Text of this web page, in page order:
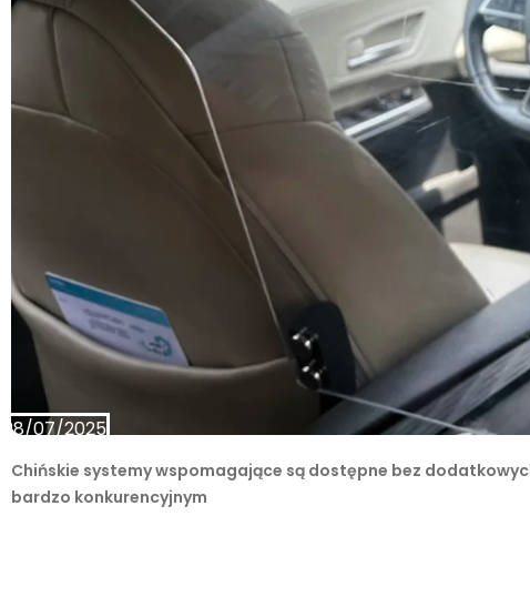
28/07/2025
Chińskie systemy wspomagające są dostępne bez
bardzo konkurencyjnym